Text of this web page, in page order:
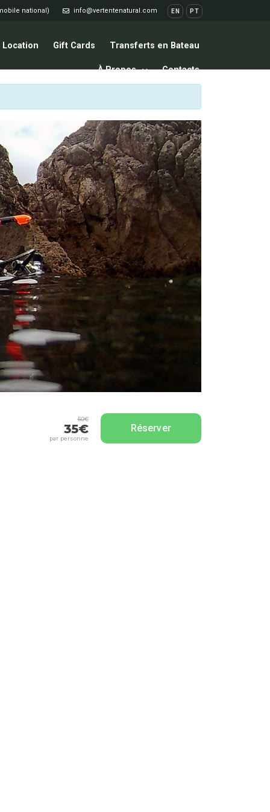
national) info@vertentenatural.com EN PT
Location Gift Cards Transferts en Bateau
À Propos Contacts
50€
35€
par personne
Réserver